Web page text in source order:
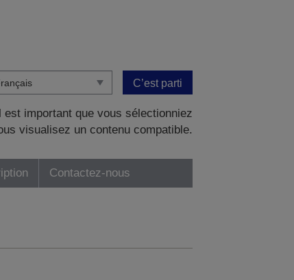
C’est parti
important que vous sélectionniez
visualisez un contenu compatible.
Contactez-nous